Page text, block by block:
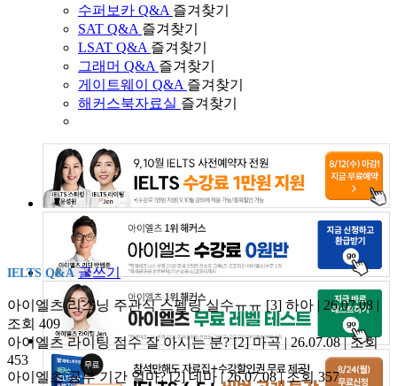
수퍼보카 Q&A 즐겨찾기
SAT Q&A 즐겨찾기
LSAT Q&A 즐겨찾기
그래머 Q&A 즐겨찾기
게이트웨이 Q&A 즐겨찾기
해커스북자료실 즐겨찾기
IELTS Q&A 글쓰기
아이엘츠 리스닝 주관식 스펠링 실수ㅠㅠ [3] 하아 | 26.07.08 |
조회 409
아이엘츠 라이팅 점수 잘 아시는 분?[2] 마곡 | 26.07.08 | 조회
453
아이엘츠 공부 기간 얼마?[2] 데마 | 26.07.08 | 조회 357